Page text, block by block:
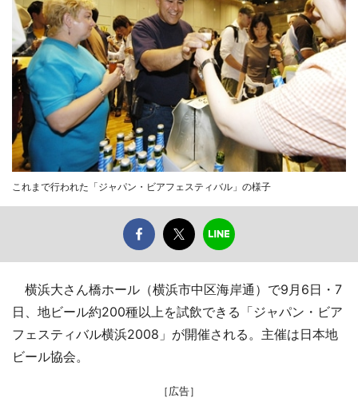
これまで行われた「ジャパン・ビアフェスティバル」の様子
横浜大さん橋ホール（横浜市中区海岸通）で9月6日・7
日、地ビール約200種以上を試飲できる「ジャパン・ビア
フェスティバル横浜2008」が開催される。主催は日本地
ビール協会。
［広告］